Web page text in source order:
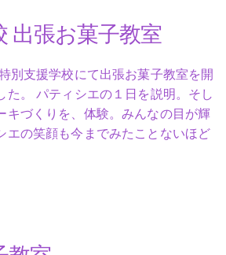
出張お菓子教室
別支援学校にて出張お菓子教室を開
た。 パティシエの１日を説明。そし
キづくりを、体験。みんなの目が輝
エの笑顔も今までみたことないほど